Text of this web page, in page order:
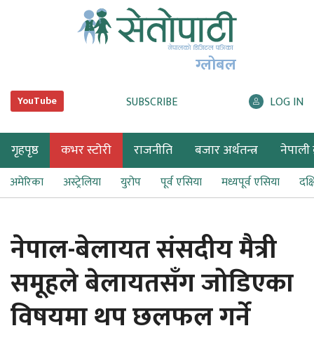
ग्लोबल
YouTube SUBSCRIBE LOG IN
गृहपृष्ठ कभर स्टोरी राजनीति बजार अर्थतन्त्र नेपाली
अमेरिका अस्ट्रेलिया युरोप पूर्व एसिया मध्यपूर्व एसिया
नेपाल-बेलायत संसदीय मैत्री
समूहले बेलायतसँग जोडिएका
विषयमा थप छलफल गर्ने